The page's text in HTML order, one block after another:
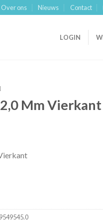
Over ons Nieuws Contact
LOGIN
Mm Vierkant